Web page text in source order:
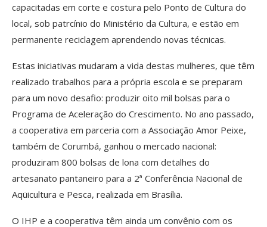
capacitadas em corte e costura pelo Ponto de Cultura do
local, sob patrcínio do Ministério da Cultura, e estão em
permanente reciclagem aprendendo novas técnicas.
Estas iniciativas mudaram a vida destas mulheres, que têm
realizado trabalhos para a própria escola e se preparam
para um novo desafio: produzir oito mil bolsas para o
Programa de Aceleração do Crescimento. No ano passado,
a cooperativa em parceria com a Associação Amor Peixe,
também de Corumbá, ganhou o mercado nacional:
produziram 800 bolsas de lona com detalhes do
artesanato pantaneiro para a 2ª Conferência Nacional de
Aqüicultura e Pesca, realizada em Brasília.
O IHP e a cooperativa têm ainda um convênio com os